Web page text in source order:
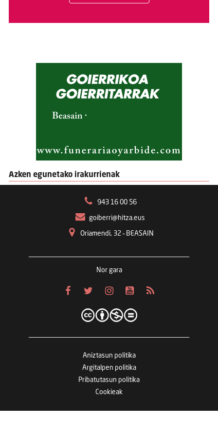
Azken egunetako irakurrienak
943 16 00 56
goiberri@hitza.eus
Oriamendi, 32 – BEASAIN
Nor gara
Aniztasun politika
Argitalpen politika
Pribatutasun politika
Cookieak